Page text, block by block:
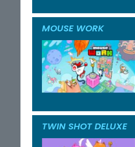
MOUSE WORK
TWIN SHOT DELUXE